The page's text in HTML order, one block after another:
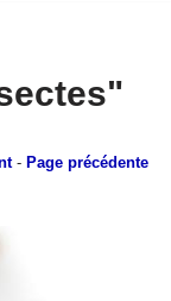
- Page précédente